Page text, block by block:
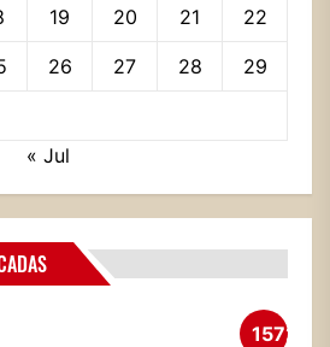
19 20 21 22
26 27 28 29
« Jul
1572